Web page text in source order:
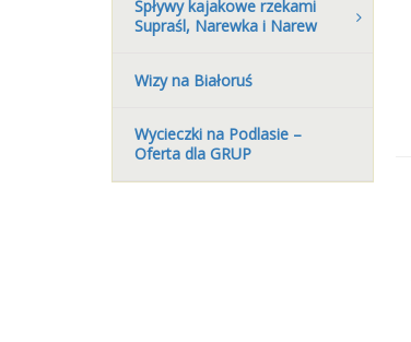
Spływy kajakowe rzekami
Supraśl, Narewka i Narew
Wizy na Białoruś
Wycieczki na Podlasie –
Oferta dla GRUP